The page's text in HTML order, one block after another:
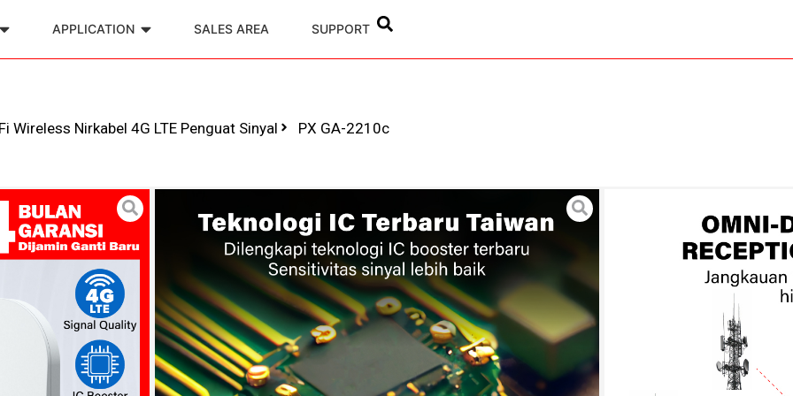
APPLICATION SALES AREA SUPPORT
Wireless Nirkabel 4G LTE Penguat Sinyal PX GA-2210c
Antena Modem Router WiFi Wireless
Nirkabel 4G LTE Penguat Sinyal
Model : PX GA-2210c
Di desain di Taiwan, Garansi Resmi 24 Bulan
Plug and Play
Jarak frekuensi 617MHz~ 960MHz dan 1710MHz ~ 2800MHz